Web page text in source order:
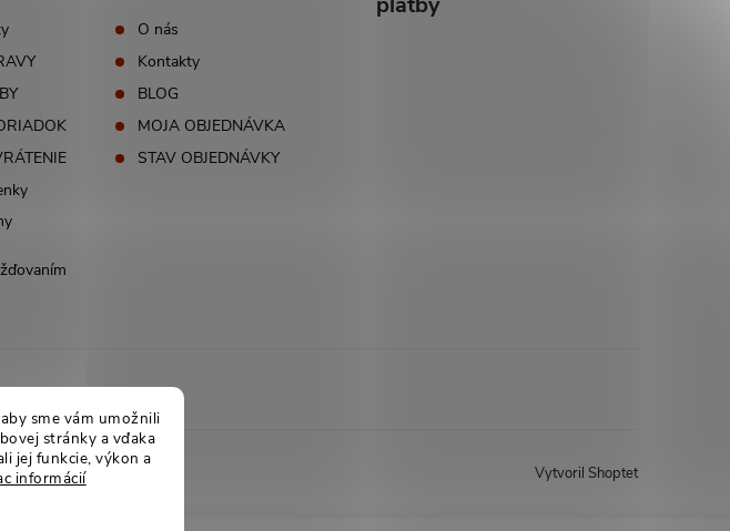
sme vám umožnili
stránky a vďaka
jej funkcie, výkon a
informácií
O nás
Kontakty
BLOG
MOJA OBJEDNÁVKA
STAV OBJEDNÁVKY
Vytvoril Shoptet